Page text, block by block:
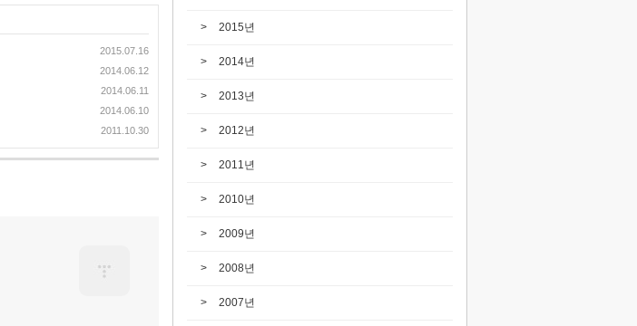
2015.07.16
2014.06.12
2014.06.11
2014.06.10
2011.10.30
2015년
2014년
2013년
2012년
2011년
2010년
2009년
2008년
2007년